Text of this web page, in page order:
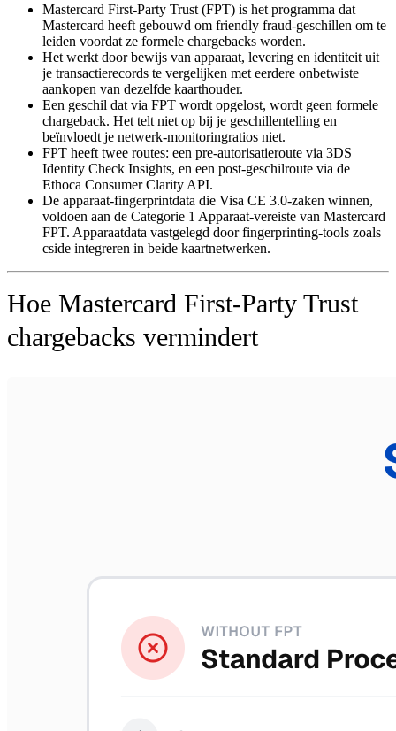
Mastercard First-Party Trust (FPT) is het programma dat
Mastercard heeft gebouwd om friendly fraud-geschillen om te
leiden voordat ze formele chargebacks worden.
Het werkt door bewijs van apparaat, levering en identiteit uit
je transactierecords te vergelijken met eerdere onbetwiste
aankopen van dezelfde kaarthouder.
Een geschil dat via FPT wordt opgelost, wordt geen formele
chargeback. Het telt niet op bij je geschillentelling en
beïnvloedt je netwerk-monitoringratios niet.
FPT heeft twee routes: een pre-autorisatieroute via 3DS
Identity Check Insights, en een post-geschilroute via de
Ethoca Consumer Clarity API.
De apparaat-fingerprintdata die Visa CE 3.0-zaken winnen,
voldoen aan de Categorie 1 Apparaat-vereiste van Mastercard
FPT. Apparaatdata vastgelegd door fingerprinting-tools zoals
cside integreren in beide kaartnetwerken.
Hoe Mastercard First-Party Trust
chargebacks vermindert